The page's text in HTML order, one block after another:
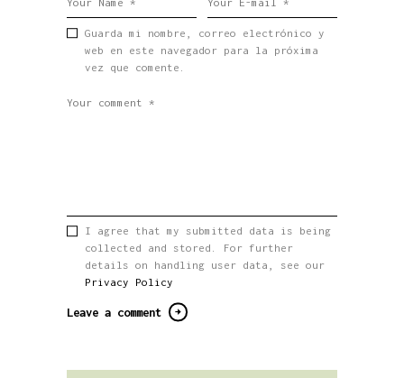
Guarda mi nombre, correo electrónico y
web en este navegador para la próxima
vez que comente.
I agree that my submitted data is being
collected and stored. For further
details on handling user data, see our
Privacy Policy